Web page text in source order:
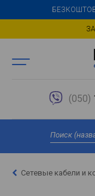
(050)
Сетевые кабели и